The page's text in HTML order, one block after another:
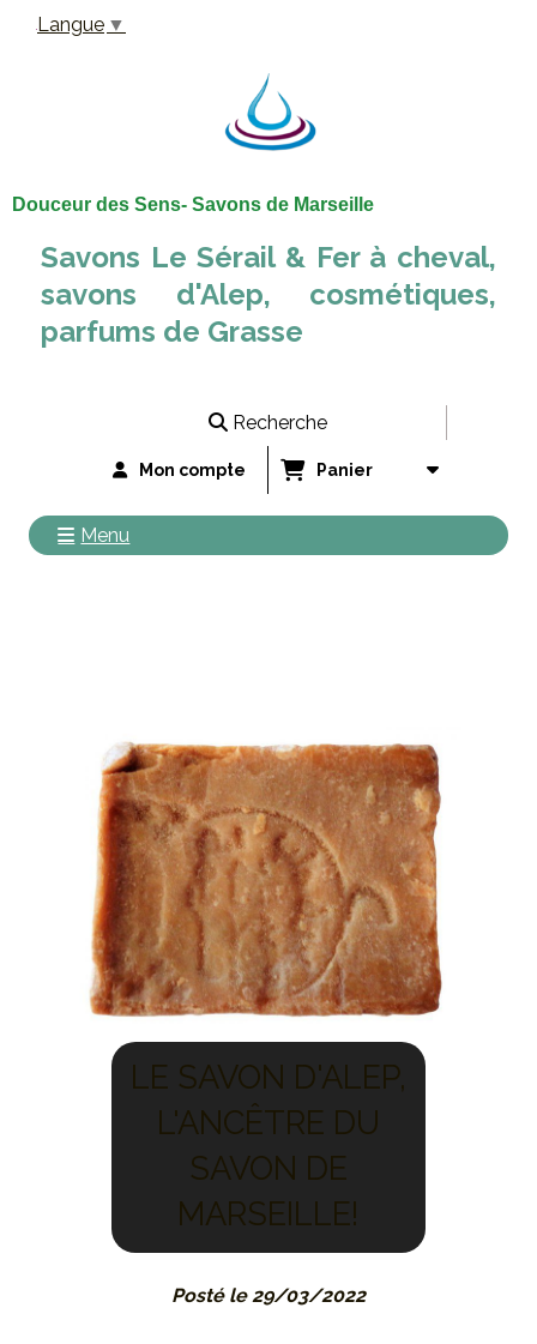
Douceur des Sens- Savons de Marseille
Savons Le Sérail & Fer à cheval,
savons d'Alep, cosmétiques,
parfums de Grasse
Recherche
Mon compte Panier
Menu
LE SAVON D'ALEP,
L'ANCÊTRE DU
SAVON DE
MARSEILLE!
Posté le 29/03/2022
Langue ▼